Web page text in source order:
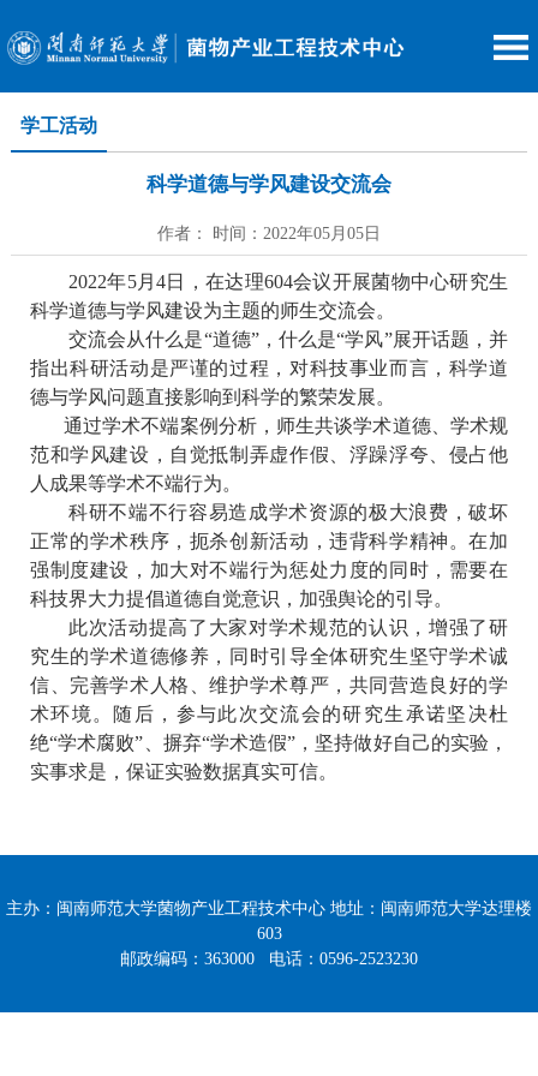
学工活动
科学道德与学风建设交流会
作者： 时间：2022年05月05日
2022年5月4日，在达理604会议开展菌物中心研究生
科学道德与学风建设为主题的师生交流会。
交流会从什么是“道德”，什么是“学风”展开话题，并
指出科研活动是严谨的过程，对科技事业而言，科学道
德与学风问题直接影响到科学的繁荣发展。
通过学术不端案例分析，师生共谈学术道德、学术规
范和学风建设，自觉抵制弄虚作假、浮躁浮夸、侵占他
人成果等学术不端行为。
科研不端不行容易造成学术资源的极大浪费，破坏
正常的学术秩序，扼杀创新活动，违背科学精神。在加
强制度建设，加大对不端行为惩处力度的同时，需要在
科技界大力提倡道德自觉意识，加强舆论的引导。
此次活动提高了大家对学术规范的认识，增强了研
究生的学术道德修养，同时引导全体研究生坚守学术诚
信、完善学术人格、维护学术尊严，共同营造良好的学
术环境。随后，参与此次交流会的研究生承诺坚决杜
绝“学术腐败”、摒弃“学术造假”，坚持做好自己的实验，
实事求是，保证实验数据真实可信。
主办：闽南师范大学菌物产业工程技术中心 地址：闽南师范大学达理楼
603
邮政编码：363000 电话：0596-2523230